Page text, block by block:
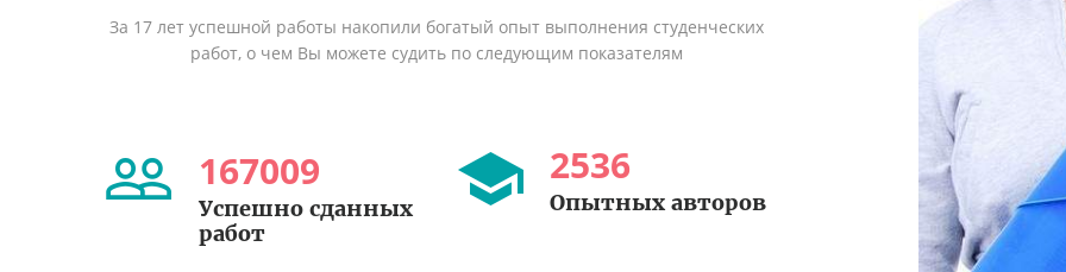
За 17 лет успешной работы накопили богатый опыт выполнения студенческих
работ, о чем Вы можете судить по следующим показателям
167009
Успешно сданных
работ
2536
Опытных авторов